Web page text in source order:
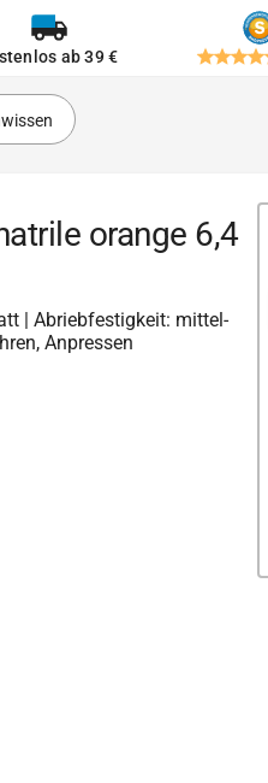
ab 39 €
orange 6,4
| Abriebfestigkeit: mittel-
Anpressen